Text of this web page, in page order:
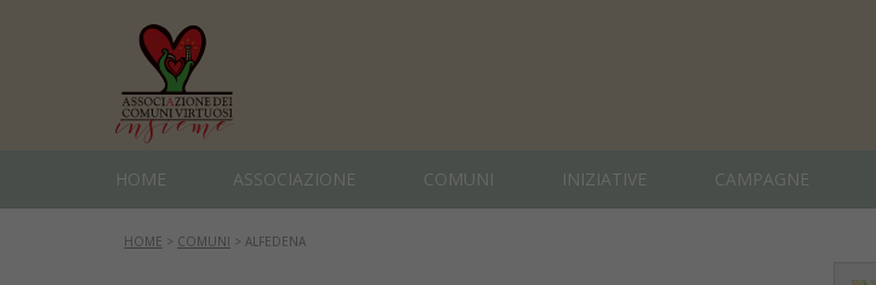
HOME ASSOCIAZIONE COMUNI INIZIATIVE CAMPAGNE
HOME > COMUNI > ALFEDENA